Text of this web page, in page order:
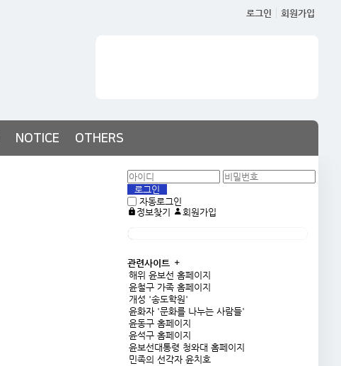
로그인 회원가입
NOTICE OTHERS
자동로그인
정보찾기
회원가입
관련사이트
해위 윤보선 홈페이지
윤철구 가족 홈페이지
개성 '송도학원'
윤화자 '문화를 나누는 사람들'
윤동구 홈페이지
윤석구 홈페이지
윤보선대통령 청와대 홈페이지
민족의 선각자 윤치호